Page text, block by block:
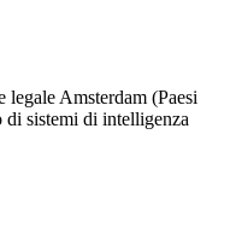
Amsterdam (Paesi
di sistemi di intelligenza